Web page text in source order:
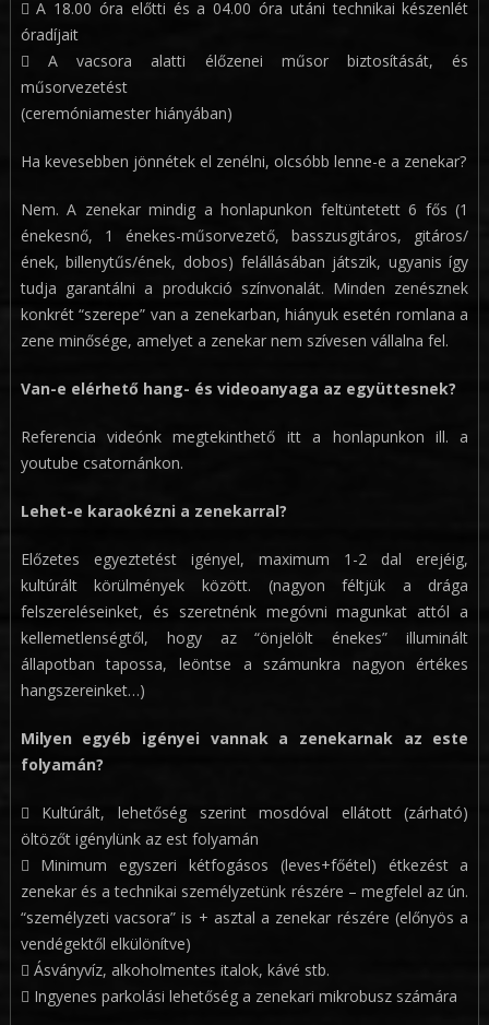
 A 18.00 óra előtti és a 04.00 óra utáni technikai készenlét
óradíjait
 A vacsora alatti élőzenei műsor biztosítását, és
műsorvezetést
(ceremóniamester hiányában)
Ha kevesebben jönnétek el zenélni, olcsóbb lenne-e a zenekar?
Nem. A zenekar mindig a honlapunkon feltüntetett 6 fős (1
énekesnő, 1 énekes-műsorvezető, basszusgitáros, gitáros/
ének, billenytűs/ének, dobos) felállásában játszik, ugyanis így
tudja garantálni a produkció színvonalát. Minden zenésznek
konkrét “szerepe” van a zenekarban, hiányuk esetén romlana a
zene minősége, amelyet a zenekar nem szívesen vállalna fel.
Van-e elérhető hang- és videoanyaga az együttesnek?
Referencia videónk megtekinthető itt a honlapunkon ill. a
youtube csatornánkon.
Lehet-e karaokézni a zenekarral?
Előzetes egyeztetést igényel, maximum 1-2 dal erejéig,
kultúrált körülmények között. (nagyon féltjük a drága
felszereléseinket, és szeretnénk megóvni magunkat attól a
kellemetlenségtől, hogy az “önjelölt énekes” illuminált
állapotban tapossa, leöntse a számunkra nagyon értékes
hangszereinket…)
Milyen egyéb igényei vannak a zenekarnak az este
folyamán?
 Kultúrált, lehetőség szerint mosdóval ellátott (zárható)
öltözőt igénylünk az est folyamán
 Minimum egyszeri kétfogásos (leves+főétel) étkezést a
zenekar és a technikai személyzetünk részére – megfelel az ún.
“személyzeti vacsora” is + asztal a zenekar részére (előnyös a
vendégektől elkülönítve)
 Ásványvíz, alkoholmentes italok, kávé stb.
 Ingyenes parkolási lehetőség a zenekari mikrobusz számára